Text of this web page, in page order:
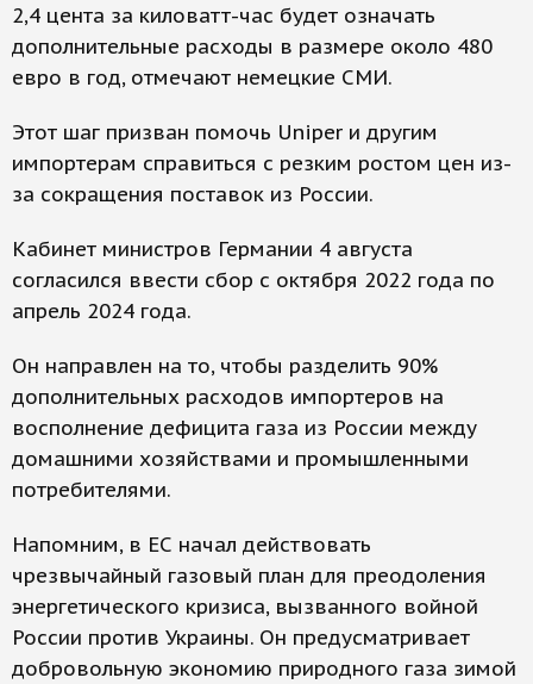
2,4 цента за киловатт-час будет означать
дополнительные расходы в размере около 480
евро в год, отмечают немецкие СМИ.
Этот шаг призван помочь Uniper и другим
импортерам справиться с резким ростом цен из-
за сокращения поставок из России.
Кабинет министров Германии 4 августа
согласился ввести сбор с октября 2022 года по
апрель 2024 года.
Он направлен на то, чтобы разделить 90%
дополнительных расходов импортеров на
восполнение дефицита газа из России между
домашними хозяйствами и промышленными
потребителями.
Напомним, в ЕС начал действовать
чрезвычайный газовый план для преодоления
энергетического кризиса, вызванного войной
России против Украины. Он предусматривает
добровольную экономию природного газа зимой